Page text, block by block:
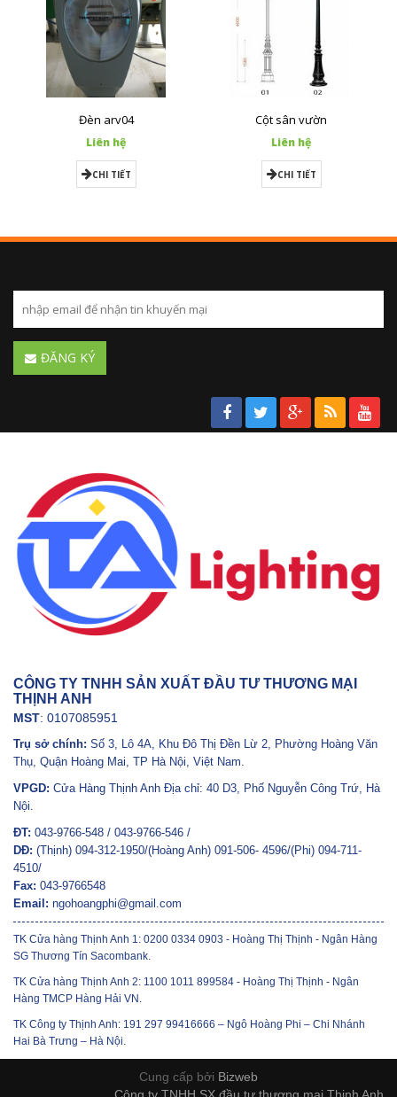
Đèn arv04
Liên hệ
CHI TIẾT
Cột sân vườn
Liên hệ
CHI TIẾT
ĐĂNG KÝ
CÔNG TY TNHH SẢN XUẤT ĐẦU TƯ THƯƠNG MẠI
THỊNH ANH
MST: 0107085951
Trụ sở chính: Số 3, Lô 4A, Khu Đô Thị Đền Lừ 2, Phường Hoàng Văn
Thụ, Quận Hoàng Mai, TP Hà Nội, Việt Nam.
VPGD: Cửa Hàng Thịnh Anh Địa chỉ: 40 D3, Phố Nguyễn Công Trứ, Hà
Nội.
ĐT: 043-9766-548 / 043-9766-546 /
DĐ: (Thịnh) 094-312-1950/(Hoàng Anh) 091-506- 4596/(Phi) 094-711-
4510/
Fax: 043-9766548
Email: ngohoangphi@gmail.com
TK Cửa hàng Thịnh Anh 1: 0200 0334 0903 - Hoàng Thị Thịnh - Ngân Hàng
SG Thương Tín Sacombank.
TK Cửa hàng Thịnh Anh 2: 1100 1011 899584 - Hoàng Thị Thịnh - Ngân
Hàng TMCP Hàng Hải VN.
TK Công ty Thịnh Anh: 191 297 99416666 – Ngô Hoàng Phi – Chi Nhánh
Hai Bà Trưng – Hà Nội.
Cung cấp bởi Bizweb